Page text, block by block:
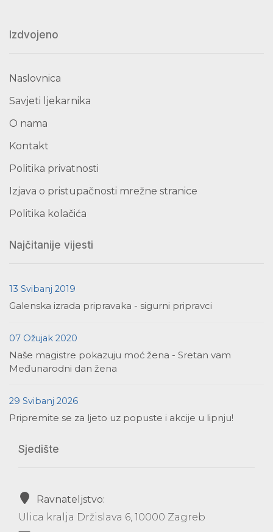
Izdvojeno
Naslovnica
Savjeti ljekarnika
O nama
Kontakt
Politika privatnosti
Izjava o pristupačnosti mrežne stranice
Politika kolačića
Najčitanije vijesti
13 Svibanj 2019
Galenska izrada pripravaka - sigurni pripravci
07 Ožujak 2020
Naše magistre pokazuju moć žena - Sretan vam
Međunarodni dan žena
29 Svibanj 2026
Pripremite se za ljeto uz popuste i akcije u lipnju!
Sjedište
Ravnateljstvo:
Ulica kralja Držislava 6, 10000 Zagreb